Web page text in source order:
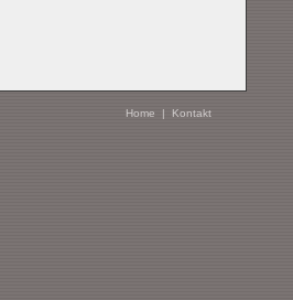
Home | Kontakt